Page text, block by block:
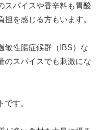
スパイスや香辛料も胃酸
を感じる方もいます。
敏性腸症候群（IBS）な
のスパイスでも刺激にな
す。